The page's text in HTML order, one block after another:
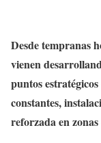
Desde tempranas
vienen
puntos
constantes,
reforzada en